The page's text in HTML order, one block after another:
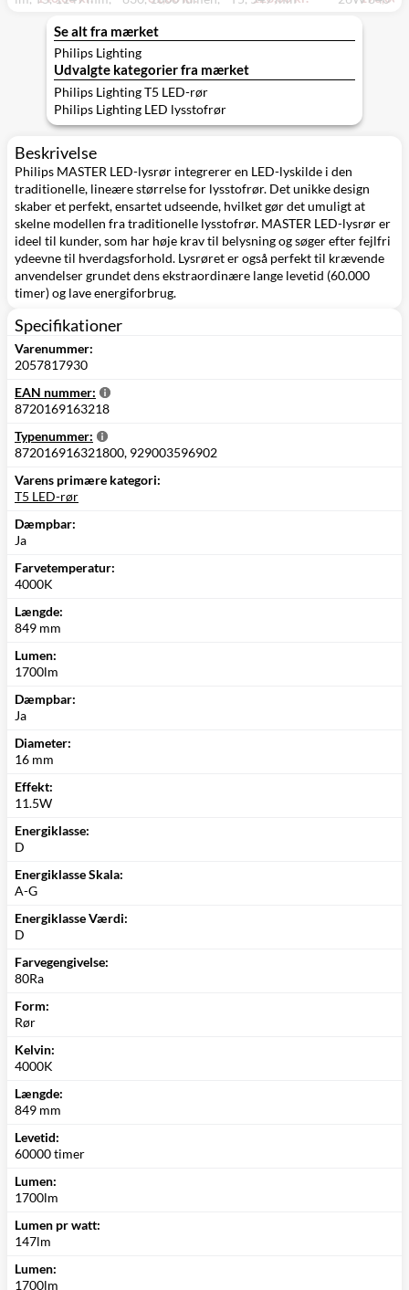
Se alt fra mærket
Philips Lighting
Udvalgte kategorier fra mærket
Philips Lighting T5 LED-rør
Philips Lighting LED lysstofrør
Beskrivelse
Philips MASTER LED-lysrør integrerer en LED-lyskilde i den
traditionelle, lineære størrelse for lysstofrør. Det unikke design
skaber et perfekt, ensartet udseende, hvilket gør det umuligt at
skelne modellen fra traditionelle lysstofrør. MASTER LED-lysrør er
ideel til kunder, som har høje krav til belysning og søger efter fejlfri
ydeevne til hverdagsforhold. Lysrøret er også perfekt til krævende
anvendelser grundet dens ekstraordinære lange levetid (60.000
timer) og lave energiforbrug.
Specifikationer
Varenummer:
2057817930
EAN nummer:
8720169163218
Typenummer:
872016916321800, 929003596902
Varens primære kategori:
T5 LED-rør
Dæmpbar:
Ja
Farvetemperatur:
4000K
Længde:
849 mm
Lumen:
1700lm
Dæmpbar:
Ja
Diameter:
16 mm
Effekt:
11.5W
Energiklasse:
D
Energiklasse Skala:
A-G
Energiklasse Værdi:
D
Farvegengivelse:
80Ra
Form:
Rør
Kelvin:
4000K
Længde:
849 mm
Levetid:
60000 timer
Lumen:
1700lm
Lumen pr watt:
147lm
Lumen:
1700lm